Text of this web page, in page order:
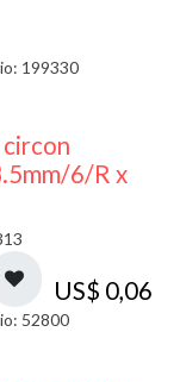
199330
6/R x
US$ 0,06
52800